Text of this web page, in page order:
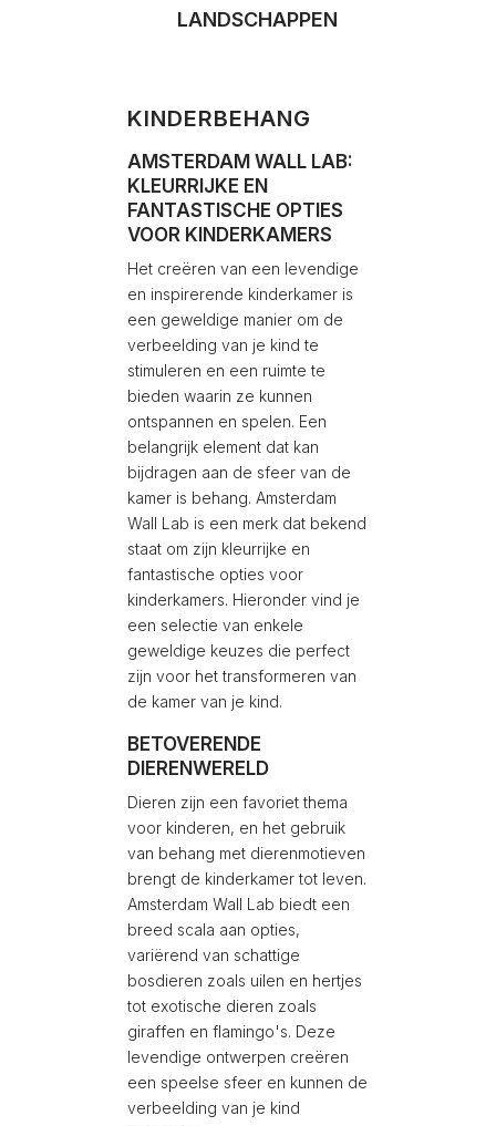
LANDSCHAPPEN
KINDERBEHANG
AMSTERDAM WALL LAB:
KLEURRIJKE EN
FANTASTISCHE OPTIES
VOOR KINDERKAMERS
Het creëren van een levendige
en inspirerende kinderkamer is
een geweldige manier om de
verbeelding van je kind te
stimuleren en een ruimte te
bieden waarin ze kunnen
ontspannen en spelen. Een
belangrijk element dat kan
bijdragen aan de sfeer van de
kamer is behang. Amsterdam
Wall Lab is een merk dat bekend
staat om zijn kleurrijke en
fantastische opties voor
kinderkamers. Hieronder vind je
een selectie van enkele
geweldige keuzes die perfect
zijn voor het transformeren van
de kamer van je kind.
BETOVERENDE
DIERENWERELD
Dieren zijn een favoriet thema
voor kinderen, en het gebruik
van behang met dierenmotieven
brengt de kinderkamer tot leven.
Amsterdam Wall Lab biedt een
breed scala aan opties,
variërend van schattige
bosdieren zoals uilen en hertjes
tot exotische dieren zoals
giraffen en flamingo's. Deze
levendige ontwerpen creëren
een speelse sfeer en kunnen de
verbeelding van je kind